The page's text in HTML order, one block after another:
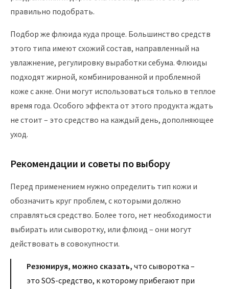
правильно подобрать.
Подбор же флюида куда проще. Большинство средств
этого типа имеют схожий состав, направленный на
увлажнение, регулировку выработки себума. Флюиды
подходят жирной, комбинированной и проблемной
коже с акне. Они могут использоваться только в теплое
время года. Особого эффекта от этого продукта ждать
не стоит – это средство на каждый день, дополняющее
уход.
Рекомендации и советы по выбору
Перед применением нужно определить тип кожи и
обозначить круг проблем, с которыми должно
справляться средство. Более того, нет необходимости
выбирать или сыворотку, или флюид – они могут
действовать в совокупности.
Резюмируя, можно сказать, что сыворотка –
это SOS-средство, к которому прибегают при